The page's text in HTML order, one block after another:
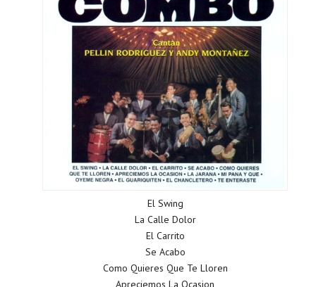
El Swing
La Calle Dolor
El Carrito
Se Acabo
Como Quieres Que Te Lloren
Apreciemos La Ocasion